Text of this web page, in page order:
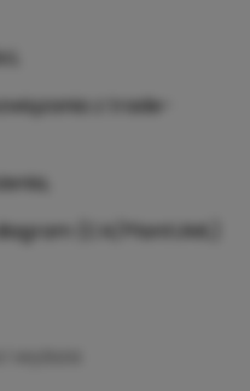
z trade-
(C4/PlantUML)